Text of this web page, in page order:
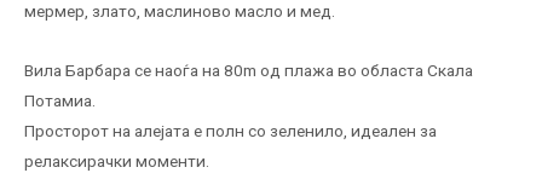
мермер, злато, маслиново масло и мед.
Вила Барбара се наоѓа на 80m од плажа во областа Скала
Потамиа.
Просторот на алејата е полн со зеленило, идеален за
релаксирачки моменти.